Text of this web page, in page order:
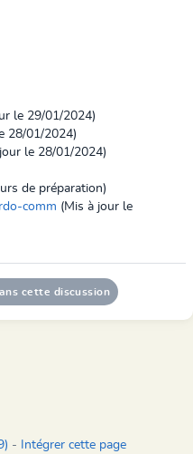
le 29/01/2024)
28/01/2024)
le 28/01/2024)
de préparation)
comm (Mis à jour le
cette discussion
- Intégrer cette page